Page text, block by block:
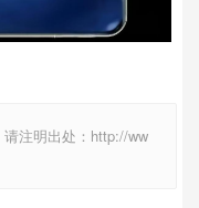
注明出处：http://ww